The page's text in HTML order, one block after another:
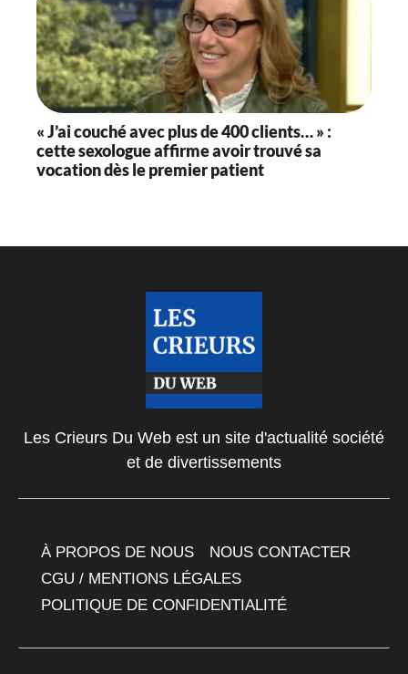
« J’ai couché avec plus de 400 clients… » :
cette sexologue affirme avoir trouvé sa
vocation dès le premier patient
Les Crieurs Du Web est un site d'actualité société
et de divertissements
À PROPOS DE NOUS
NOUS CONTACTER
CGU / MENTIONS LÉGALES
POLITIQUE DE CONFIDENTIALITÉ